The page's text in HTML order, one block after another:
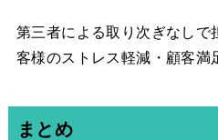
第三者による取り次ぎなしで
客様のストレス軽減・顧客満
まとめ